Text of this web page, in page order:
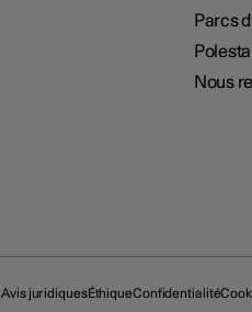
Parcs
Nous
Avis juridiquesÉthiqueConfidentialité